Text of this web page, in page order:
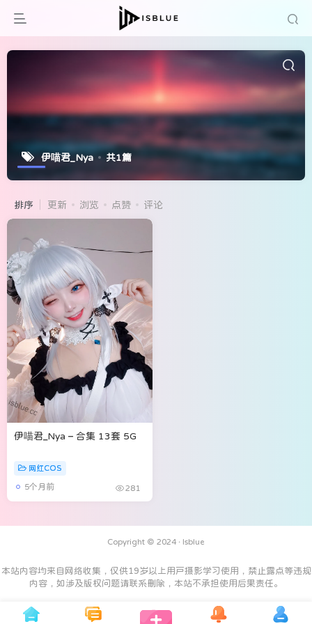
伊喵君_Nya 共1篇
排序 更新 浏览 点赞 评论
伊喵君_Nya – 合集 13套 5G
网红COS
5个月前 281
Copyright © 2024 · Isblue
本站内容均来自网络收集，仅供19岁以上用户摄影学习使用，禁止露点等违规
内容，如涉及版权问题请联系删除，本站不承担使用后果责任。